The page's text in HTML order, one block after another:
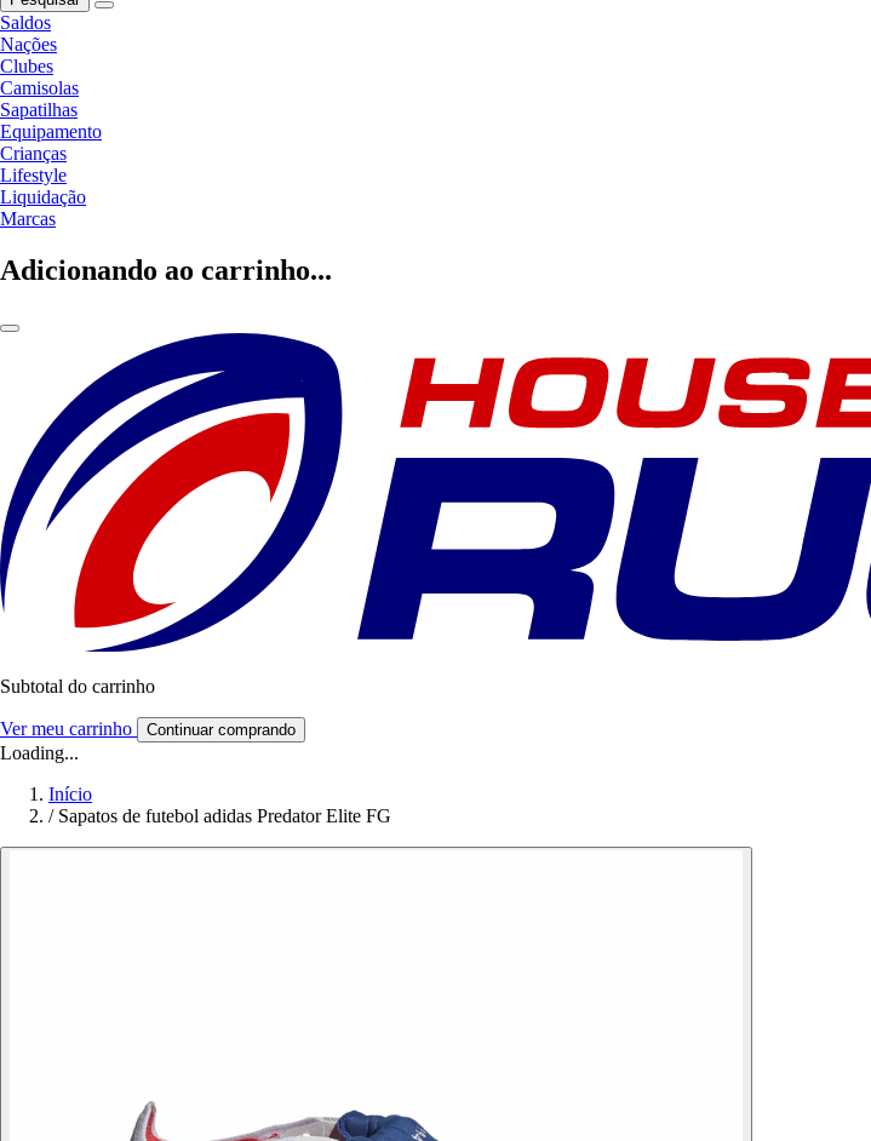
Saldos
Nações
Clubes
Camisolas
Sapatilhas
Equipamento
Crianças
Lifestyle
Liquidação
Marcas
Adicionando ao carrinho...
Subtotal do carrinho
Ver meu carrinho Continuar comprando
Loading...
Início
/ Sapatos de futebol adidas Predator Elite FG